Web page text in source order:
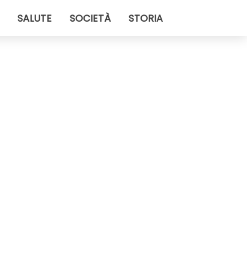
SALUTE SOCIETÀ STORIA